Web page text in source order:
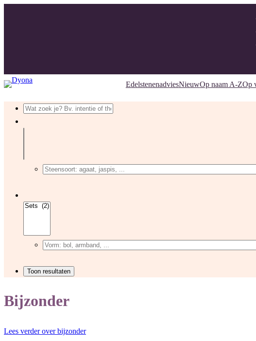
EdelstenenadviesNieuwOp naam A-ZOp
Bijzonder
Lees verder over bijzonder